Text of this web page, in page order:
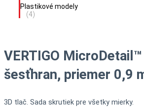
Plastikové modely
(4)
VERTIGO
šesťhran, priemer 0,9
3D tlač. Sada skrutiek pre všetky mierky.